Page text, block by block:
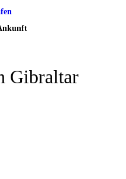
Gibraltar